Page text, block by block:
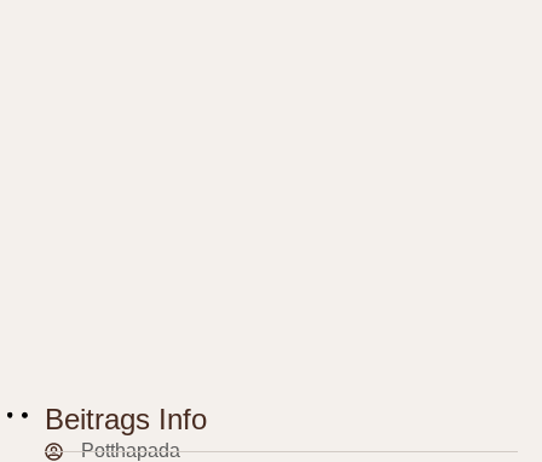
Beitrags Info
Potthapada